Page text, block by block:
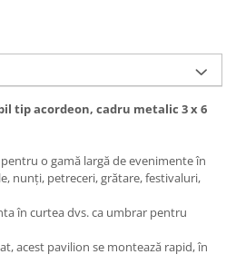
tip acordeon, cadru metalic 3 x 6
o gamă largă de evenimente în
nunți, petreceri, grătare, festivaluri,
în curtea dvs. ca umbrar pentru
acest pavilion se montează rapid, în